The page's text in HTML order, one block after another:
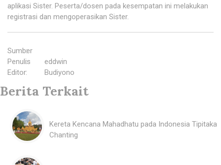
aplikasi Sister. Peserta/dosen pada kesempatan ini melakukan
registrasi dan mengoperasikan Sister.
Sumber
:
Penulis
:
eddwin
Editor: Budiyono
Berita Terkait
Kereta Kencana Mahadhatu pada Indonesia Tipitaka
Chanting